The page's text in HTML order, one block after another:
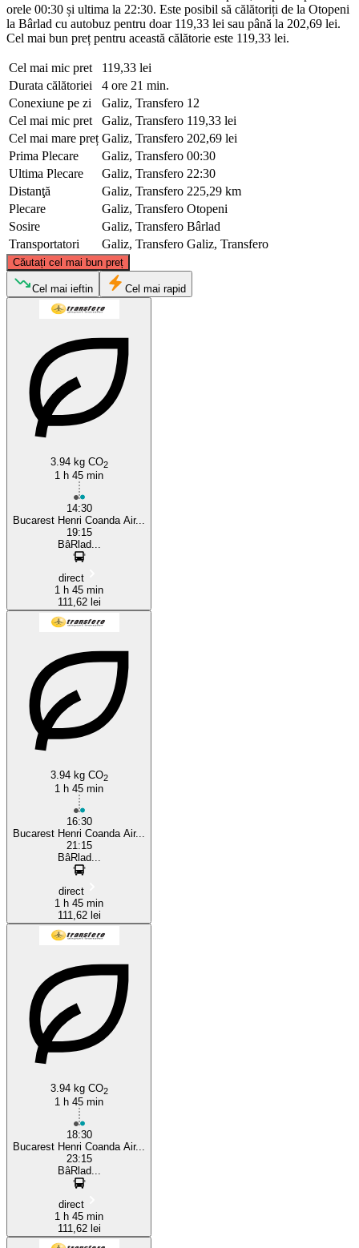
orele 00:30 și ultima la 22:30. Este posibil să călătoriți de la Otopeni
la Bârlad cu autobuz pentru doar 119,33 lei sau până la 202,69 lei.
Cel mai bun preț pentru această călătorie este 119,33 lei.
Cel mai mic pret
119,33 lei
Durata călătoriei
4 ore 21 min.
Conexiune pe zi
Galiz, Transfero 12
Cel mai mic pret
Galiz, Transfero 119,33 lei
Cel mai mare preț Galiz, Transfero 202,69 lei
Prima Plecare
Galiz, Transfero 00:30
Ultima Plecare
Galiz, Transfero 22:30
Distanţă
Galiz, Transfero 225,29 km
Plecare
Galiz, Transfero Otopeni
Sosire
Galiz, Transfero Bârlad
Transportatori
Galiz, Transfero Galiz, Transfero
Căutați cel mai bun preț
©CARTO , ©OpenStreetMap
Cel mai ieftin Cel mai rapid
3.94 kg CO2
1 h 45 min
14:30
Bucarest Henri Coanda Air...
19:15
BâRlad...
direct
1 h 45 min
111,62 lei
3.94 kg CO2
1 h 45 min
16:30
Bucarest Henri Coanda Air...
21:15
BâRlad...
direct
1 h 45 min
111,62 lei
3.94 kg CO2
1 h 45 min
18:30
Bucarest Henri Coanda Air...
23:15
BâRlad...
direct
1 h 45 min
111,62 lei